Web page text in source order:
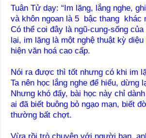
Tuân Tử dạy: “Im lặng, lắng nghe,
và khôn ngoan là 5 bậc thang khác
Có thể coi đây là ngũ-cung-sống
lại, im lặng là một nghệ thuật kỳ
hiện văn hoá cao cấp.
Nói ra được thì tốt nhưng có khi im
Ta nên học lắng nghe để hiểu, dừng
Nhưng khó đấy, bài học này chỉ
ai đã biết buông bỏ ngạo mạn, biết
thường bất chợt.
Vừa rồi trò chuyện với người bạn,